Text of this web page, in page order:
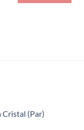
Cristal (Par)